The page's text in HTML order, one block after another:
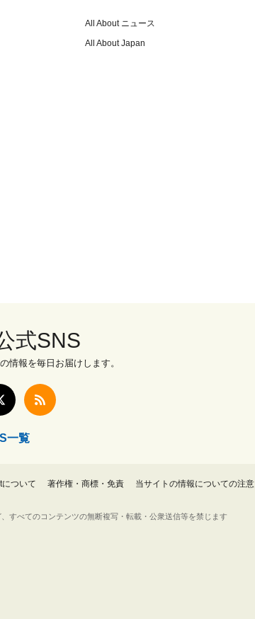
All About ニュース
All About Japan
式SNS
情報を毎日お届けします。
一覧
ついて 著作権・商標・免責 当サイトの情報についての注意
すべてのコンテンツの無断複写・転載・公衆送信等を禁じます